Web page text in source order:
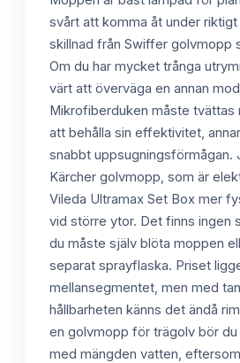
svårt att komma åt under riktigt
skillnad från Swiffer golvmopp
Om du har mycket trånga
värt att överväga en annan
Mikrofiberduken måste
att behålla sin effektivitet,
snabbt uppsugningsförmågan.
Kärcher golvmopp, som är
Vileda Ultramax Set Box mer
vid större ytor. Det finns ingen
du måste själv blöta moppen
separat sprayflaska. Priset
mellansegmentet, men med
hållbarheten känns det ändå
en golvmopp för trägolv bör
med mängden vatten,